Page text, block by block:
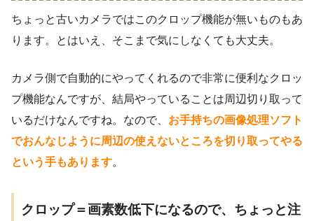
ちょっと古いカメラではこのクロップ機能が無いものもあ
ります。とはいえ、そこまで気にしなくても大丈夫。
カメラ側で自動的にやってくれるので非常に便利なクロッ
プ機能なんですが、結局やっていることは周辺切り取って
いるだけなんですね。なので、 お手持ちの画像処理ソフト
でおんなじように周辺の使えないところを切り取ってやる
という手もあります。
クロップ＝画素数低下になるので、ちょっと注